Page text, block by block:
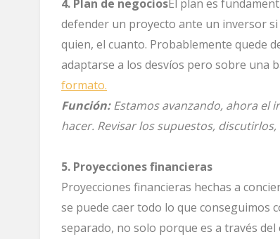
4. Plan de negociosEl plan es
defender un proyecto ante un inversor si
quien, el cuanto. Probablemente quede
adaptarse a los desvíos pero sobre una
formato.
Función:Estamos avanzando, ahora el
hacer. Revisar los supuestos, discutirlos,
5. Proyecciones financieras
Proyecciones financieras hechas a
se puede caer todo lo que conseguimos
separado, no solo porque es a través